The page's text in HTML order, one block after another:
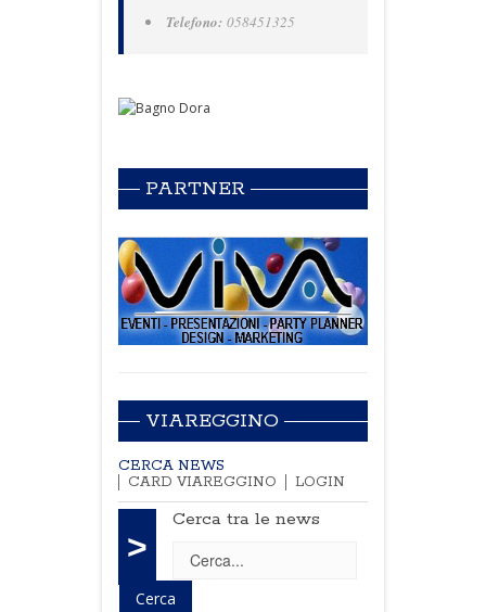
Telefono: 058451325
PARTNER
VIAREGGINO
CERCA NEWS
CARD VIAREGGINO
LOGIN
>
Cerca tra le news